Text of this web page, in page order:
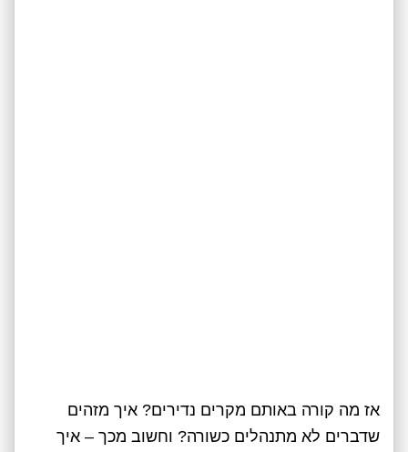
אז מה קורה באותם מקרים נדירים? איך מזהים
שדברים לא מתנהלים כשורה? וחשוב מכך – איך